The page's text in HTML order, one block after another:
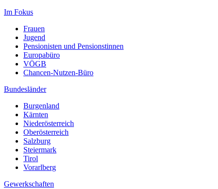
Im Fokus
Frauen
Jugend
Pensionisten und Pensionstinnen
Europabüro
VÖGB
Chancen-Nutzen-Büro
Bundesländer
Burgenland
Kärnten
Niederösterreich
Oberösterreich
Salzburg
Steiermark
Tirol
Vorarlberg
Gewerkschaften